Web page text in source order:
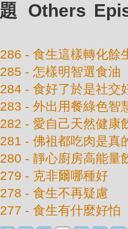
Others
- 食生這樣轉化餘
- 怎樣明智選食油
- 食好了於是社交
- 外出用餐綠色智
- 愛自己天然健康
- 佛祖都吃肉是真
- 靜心廚房高能量
- 克非爾哪種好
- 食生不再疑慮
- 食生有什麼好怕